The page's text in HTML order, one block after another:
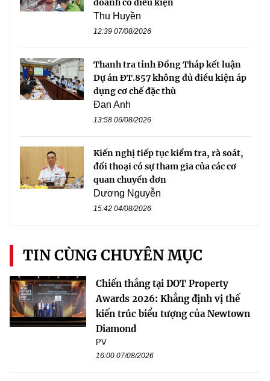
Thu Huyền
12:39 07/08/2026
Thanh tra tỉnh Đồng Tháp kết luận
Dự án ĐT.857 không đủ điều kiện áp
dụng cơ chế đặc thù
Đan Anh
13:58 06/08/2026
Kiến nghị tiếp tục kiểm tra, rà soát,
đối thoại có sự tham gia của các cơ
quan chuyển đơn
Dương Nguyễn
15:42 04/08/2026
TIN CÙNG CHUYÊN MỤC
Chiến thắng tại DOT Property
Awards 2026: Khẳng định vị thế
kiến trúc biểu tượng của Newtown
Diamond
PV
16:00 07/08/2026